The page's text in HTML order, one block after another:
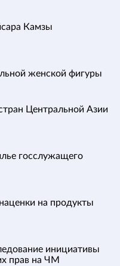
Камзы
женской фигуры
Центральной Азии
госслужащего
на продукты
инициативы
прав на ЧМ